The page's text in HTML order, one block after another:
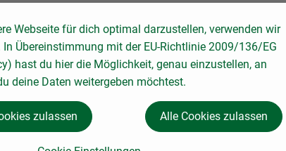
Webseite für dich optimal darzustellen, verwenden wir
In Übereinstimmung mit der EU-Richtlinie 2009/136/EG
hast du hier die Möglichkeit, genau einzustellen, an
deine Daten weitergeben möchtest.
zulassen Alle Cookies zulassen